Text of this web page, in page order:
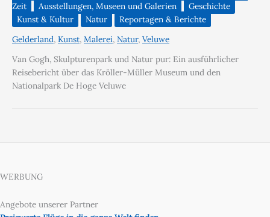
Zeit
Ausstellungen, Museen und Galerien
Geschichte
Kunst & Kultur
Natur
Reportagen & Berichte
Gelderland, Kunst, Malerei, Natur, Veluwe
Van Gogh, Skulpturenpark und Natur pur: Ein ausführlicher
Reisebericht über das Kröller-Müller Museum und den
Nationalpark De Hoge Veluwe
WERBUNG
Angebote unserer Partner